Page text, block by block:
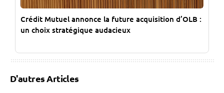
Crédit Mutuel annonce la future acquisition d’OLB :
un choix stratégique audacieux
D'autres Articles